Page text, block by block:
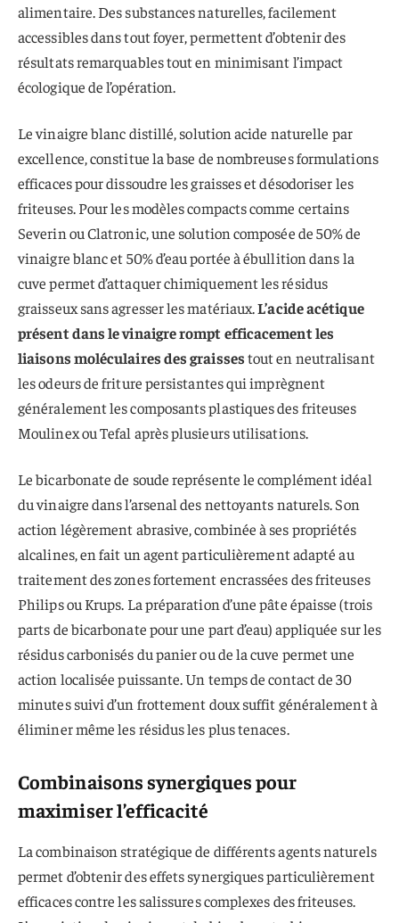
alimentaire. Des substances naturelles, facilement
accessibles dans tout foyer, permettent d’obtenir des
résultats remarquables tout en minimisant l’impact
écologique de l’opération.
Le vinaigre blanc distillé, solution acide naturelle par
excellence, constitue la base de nombreuses formulations
efficaces pour dissoudre les graisses et désodoriser les
friteuses. Pour les modèles compacts comme certains
Severin ou Clatronic, une solution composée de 50% de
vinaigre blanc et 50% d’eau portée à ébullition dans la
cuve permet d’attaquer chimiquement les résidus
graisseux sans agresser les matériaux.L’acide acétique
présent dans le vinaigre rompt efficacement les
liaisons moléculaires des graissestout en neutralisant
les odeurs de friture persistantes qui imprègnent
généralement les composants plastiques des friteuses
Moulinex ou Tefal après plusieurs utilisations.
Le bicarbonate de soude représente le complément idéal
du vinaigre dans l’arsenal des nettoyants naturels. Son
action légèrement abrasive, combinée à ses propriétés
alcalines, en fait un agent particulièrement adapté au
traitement des zones fortement encrassées des friteuses
Philips ou Krups. La préparation d’une pâte épaisse (trois
parts de bicarbonate pour une part d’eau) appliquée sur les
résidus carbonisés du panier ou de la cuve permet une
action localisée puissante. Un temps de contact de 30
minutes suivi d’un frottement doux suffit généralement à
éliminer même les résidus les plus tenaces.
Combinaisons synergiques pour
maximiser l’efficacité
La combinaison stratégique de différents agents naturels
permet d’obtenir des effets synergiques particulièrement
efficaces contre les salissures complexes des friteuses.